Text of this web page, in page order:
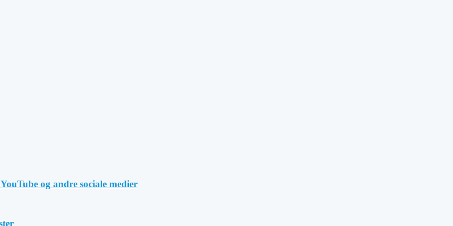
og andre sociale medier